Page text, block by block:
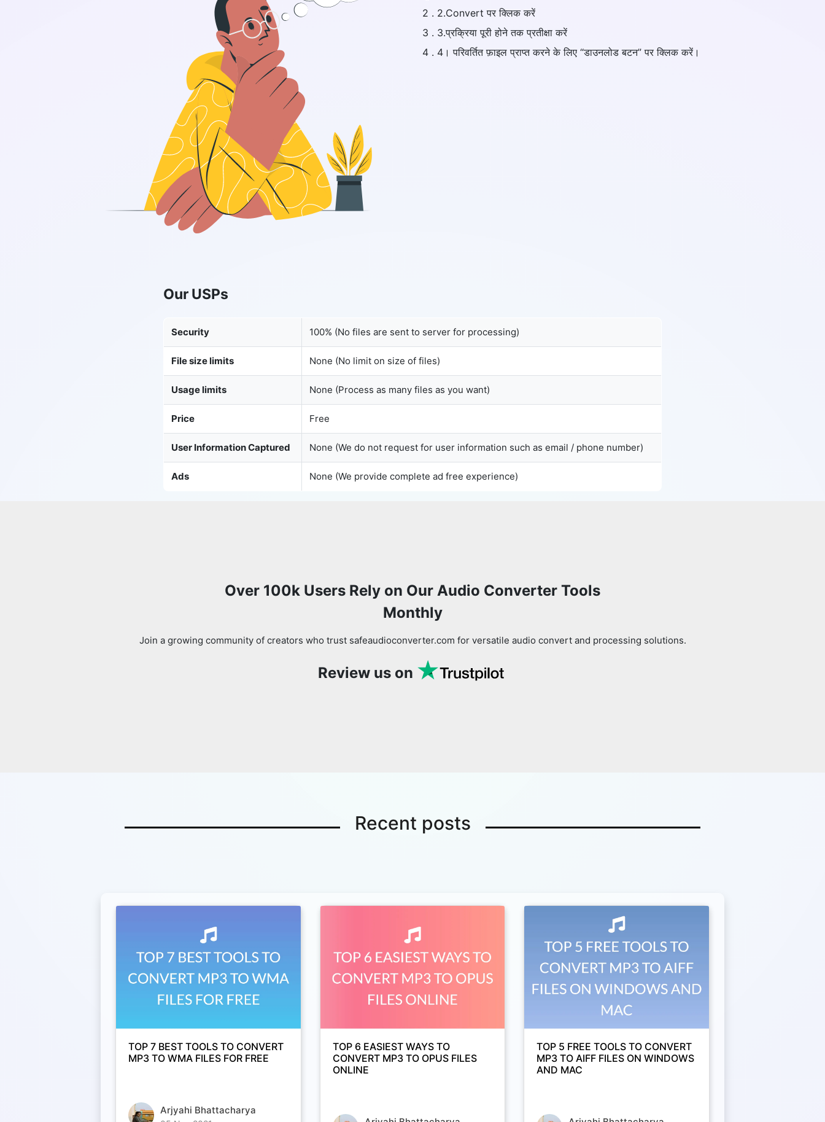
Copy Link
2 . 2.Convert पर क्लिक करें
3 . 3.प्रक्रिया पूरी होने तक प्रतीक्षा करें
4 . 4। परिवर्तित फ़ाइल प्राप्त करने के लिए “डाउनलोड बटन” पर क्लिक करें।
Our USPs
Security 100% (No files are sent to server for processing)
File size limits None (No limit on size of files)
Usage limits None (Process as many files as you want)
Price Free
User Information Captured None (We do not request for user information such as email / phone number)
Ads None (We provide complete ad free experience)
Over 100k Users Rely on Our Audio Converter Tools
Monthly
Join a growing community of creators who trust safeaudioconverter.com for versatile audio convert and processing solutions.
Review us on
Recent posts
TOP 7 BEST TOOLS TO CONVERT
MP3 TO WMA FILES FOR FREE
Arjyahi Bhattacharya
TOP 6 EASIEST WAYS TO
CONVERT MP3 TO OPUS FILES
ONLINE
TOP 5 FREE TOOLS TO CONVERT
MP3 TO AIFF FILES ON WINDOWS
AND MAC